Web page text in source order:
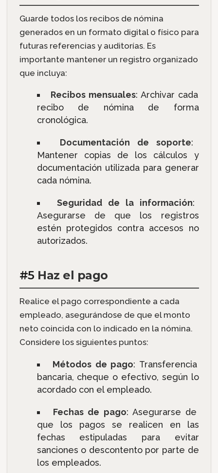
Guarde todos los recibos de nómina
generados en un formato digital o físico para
futuras referencias y auditorías. Es
importante mantener un registro organizado
que incluya:
Recibos mensuales: Archivar cada
recibo de nómina de forma
cronológica.
Documentación de soporte:
Mantener copias de los cálculos y
documentación utilizada para generar
cada nómina.
Seguridad de la información:
Asegurarse de que los registros
estén protegidos contra accesos no
autorizados.
#5 Haz el pago
Realice el pago correspondiente a cada
empleado, asegurándose de que el monto
neto coincida con lo indicado en la nómina.
Considere los siguientes puntos:
Métodos de pago: Transferencia
bancaria, cheque o efectivo, según lo
acordado con el empleado.
Fechas de pago: Asegurarse de
que los pagos se realicen en las
fechas estipuladas para evitar
sanciones o descontento por parte de
los empleados.